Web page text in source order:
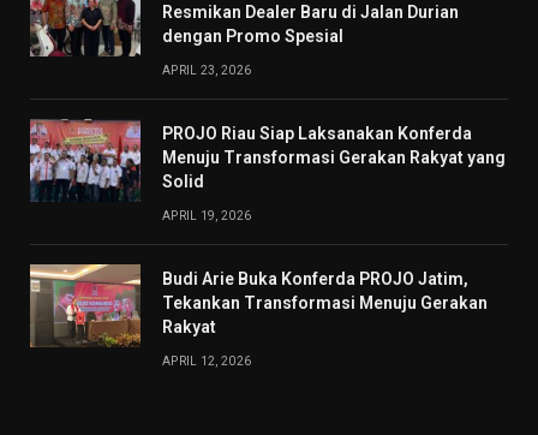
Resmikan Dealer Baru di Jalan Durian
dengan Promo Spesial
APRIL 23, 2026
PROJO Riau Siap Laksanakan Konferda
Menuju Transformasi Gerakan Rakyat yang
Solid
APRIL 19, 2026
Budi Arie Buka Konferda PROJO Jatim,
Tekankan Transformasi Menuju Gerakan
Rakyat
APRIL 12, 2026